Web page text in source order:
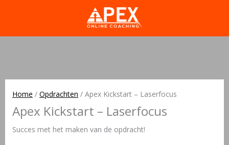
Home / Opdrachten / Apex Kickstart – Laserfocus
Apex Kickstart – Laserfocus
Succes met het maken van de opdracht!